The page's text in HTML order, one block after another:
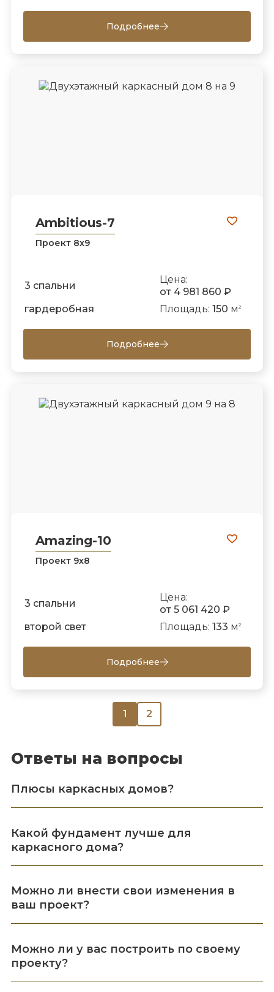
Подробнее
Ambitious-7
Проект 8х9
3 спальни
Цена:
от 4 981 860 ₽
гардеробная
Площадь: 150 м 2
Подробнее
Amazing-10
Проект 9х8
3 спальни
Цена:
от 5 061 420 ₽
второй свет
Площадь: 133 м 2
Подробнее
1 2
Ответы на вопросы
Плюсы каркасных домов?
Какой фундамент лучше для
каркасного дома?
Можно ли внести свои изменения в
ваш проект?
Можно ли у вас построить по своему
проекту?